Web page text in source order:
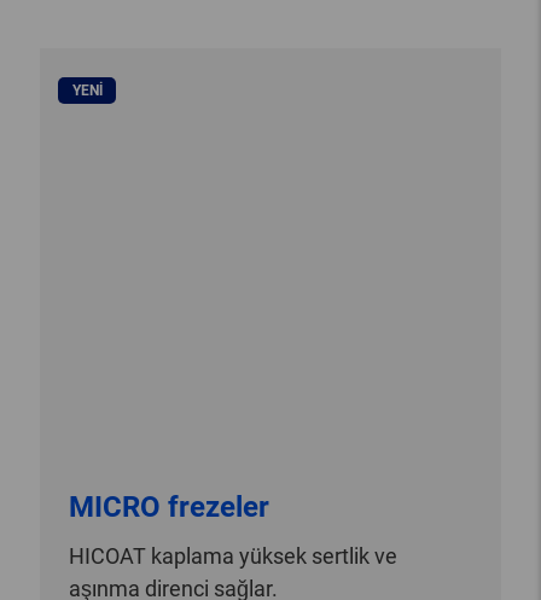
YENI
MICRO frezeler
HICOAT kaplama yüksek sertlik ve
aşınma direnci sağlar.